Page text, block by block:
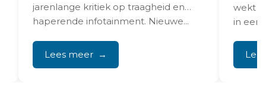
jarenlange kritiek op traagheid en
haperende infotainment. Nieuwe...
Lees meer
wekt
in een